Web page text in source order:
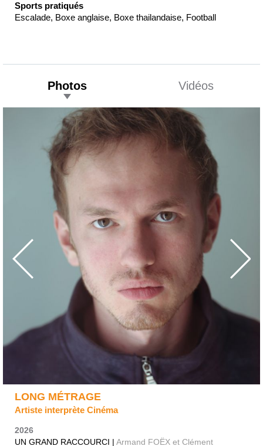
Sports pratiqués
Escalade, Boxe anglaise, Boxe thailandaise, Football
Photos Vidéos
LONG MÉTRAGE
Artiste interprète Cinéma
2026
UN GRAND RACCOURCI | Armand FOËX et Clément